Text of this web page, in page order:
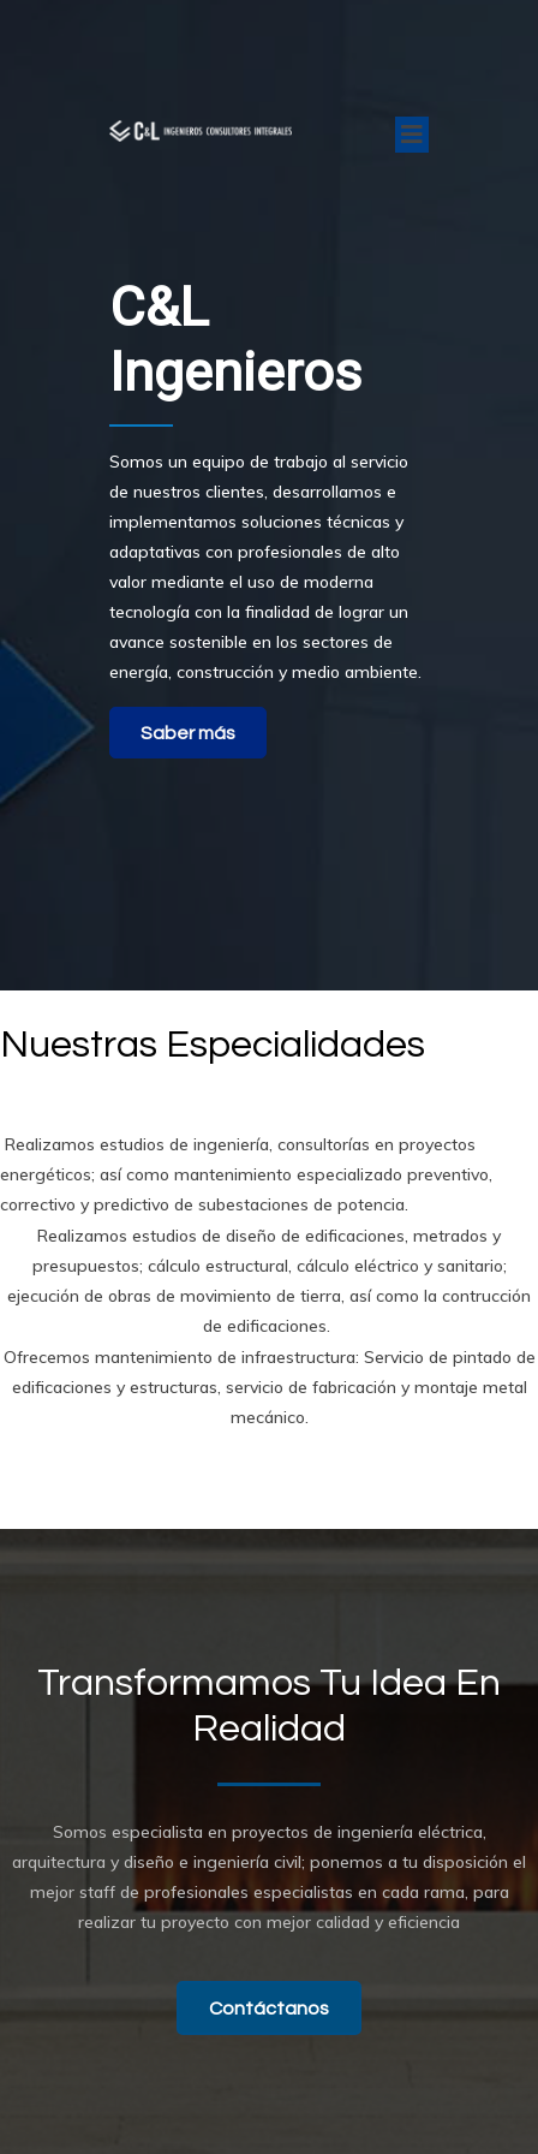
C&l
Ingenieros
Somos un equipo de trabajo al servicio
de nuestros clientes, desarrollamos e
implementamos soluciones técnicas y
adaptativas con profesionales de alto
valor mediante el uso de moderna
tecnología con la finalidad de lograr un
avance sostenible en los sectores de
energía, construcción y medio ambiente.
Saber más
Nuestras EspecialidAdes
Realizamos estudios de ingeniería, consultorías en proyectos
energéticos; así como mantenimiento especializado preventivo,
correctivo y predictivo de subestaciones de potencia.
Realizamos estudios de diseño de edificaciones, metrados y
presupuestos; cálculo estructural, cálculo eléctrico y sanitario;
ejecución de obras de movimiento de tierra, así como la contrucción
de edificaciones.
Ofrecemos mantenimiento de infraestructura: Servicio de pintado de
edificaciones y estructuras, servicio de fabricación y montaje metal
mecánico.
Transformamos Tu Idea En
Realidad
Somos especialista en proyectos de ingeniería eléctrica,
arquitectura y diseño e ingeniería civil; ponemos a tu disposición el
mejor staff de profesionales especialistas en cada rama, para
realizar tu proyecto con mejor calidad y eficiencia
Contáctanos